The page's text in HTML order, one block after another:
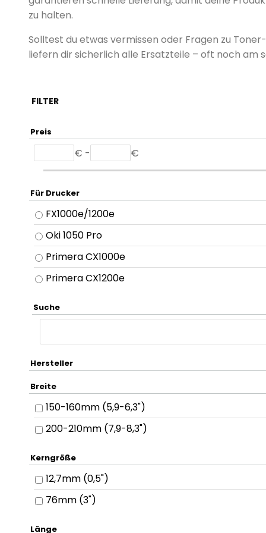
zu halten.
Solltest du etwas vermissen oder Fragen zu
liefern dir sicherlich alle Ersatzteile – oft noch am
FILTER
Preis
€ - €
Für Drucker
FX1000e/1200e
Oki 1050 Pro
Primera CX1000e
Primera CX1200e
Suche
Hersteller
Breite
150-160mm (5,9-6,3")
200-210mm (7,9-8,3")
Kerngröße
12,7mm (0,5")
76mm (3")
Länge